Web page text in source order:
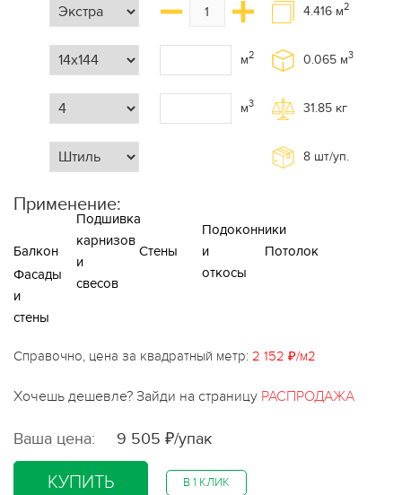
м2
м3
4.416 м2
0.065 м3
31.85 кг
8 шт/уп.
Применение:
Балкон
Подшивка
карнизов
и
свесов
Стены
Подоконники
и
откосы
Потолок
Фасады
и
стены
Справочно, цена за квадратный метр: 2 152 ₽/м2
Хочешь дешевле? Зайди на страницу РАСПРОДАЖА
Ваша цена: 9 505 ₽/упак
КУПИТЬ В 1 КЛИК